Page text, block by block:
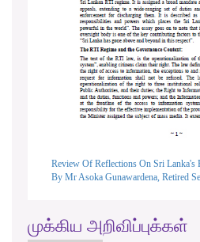
Review Of Reflections On Sri Lanka's
By Mr Asoka Gunawardena, Retired
முக்கிய அறிவிப்புக்கள்